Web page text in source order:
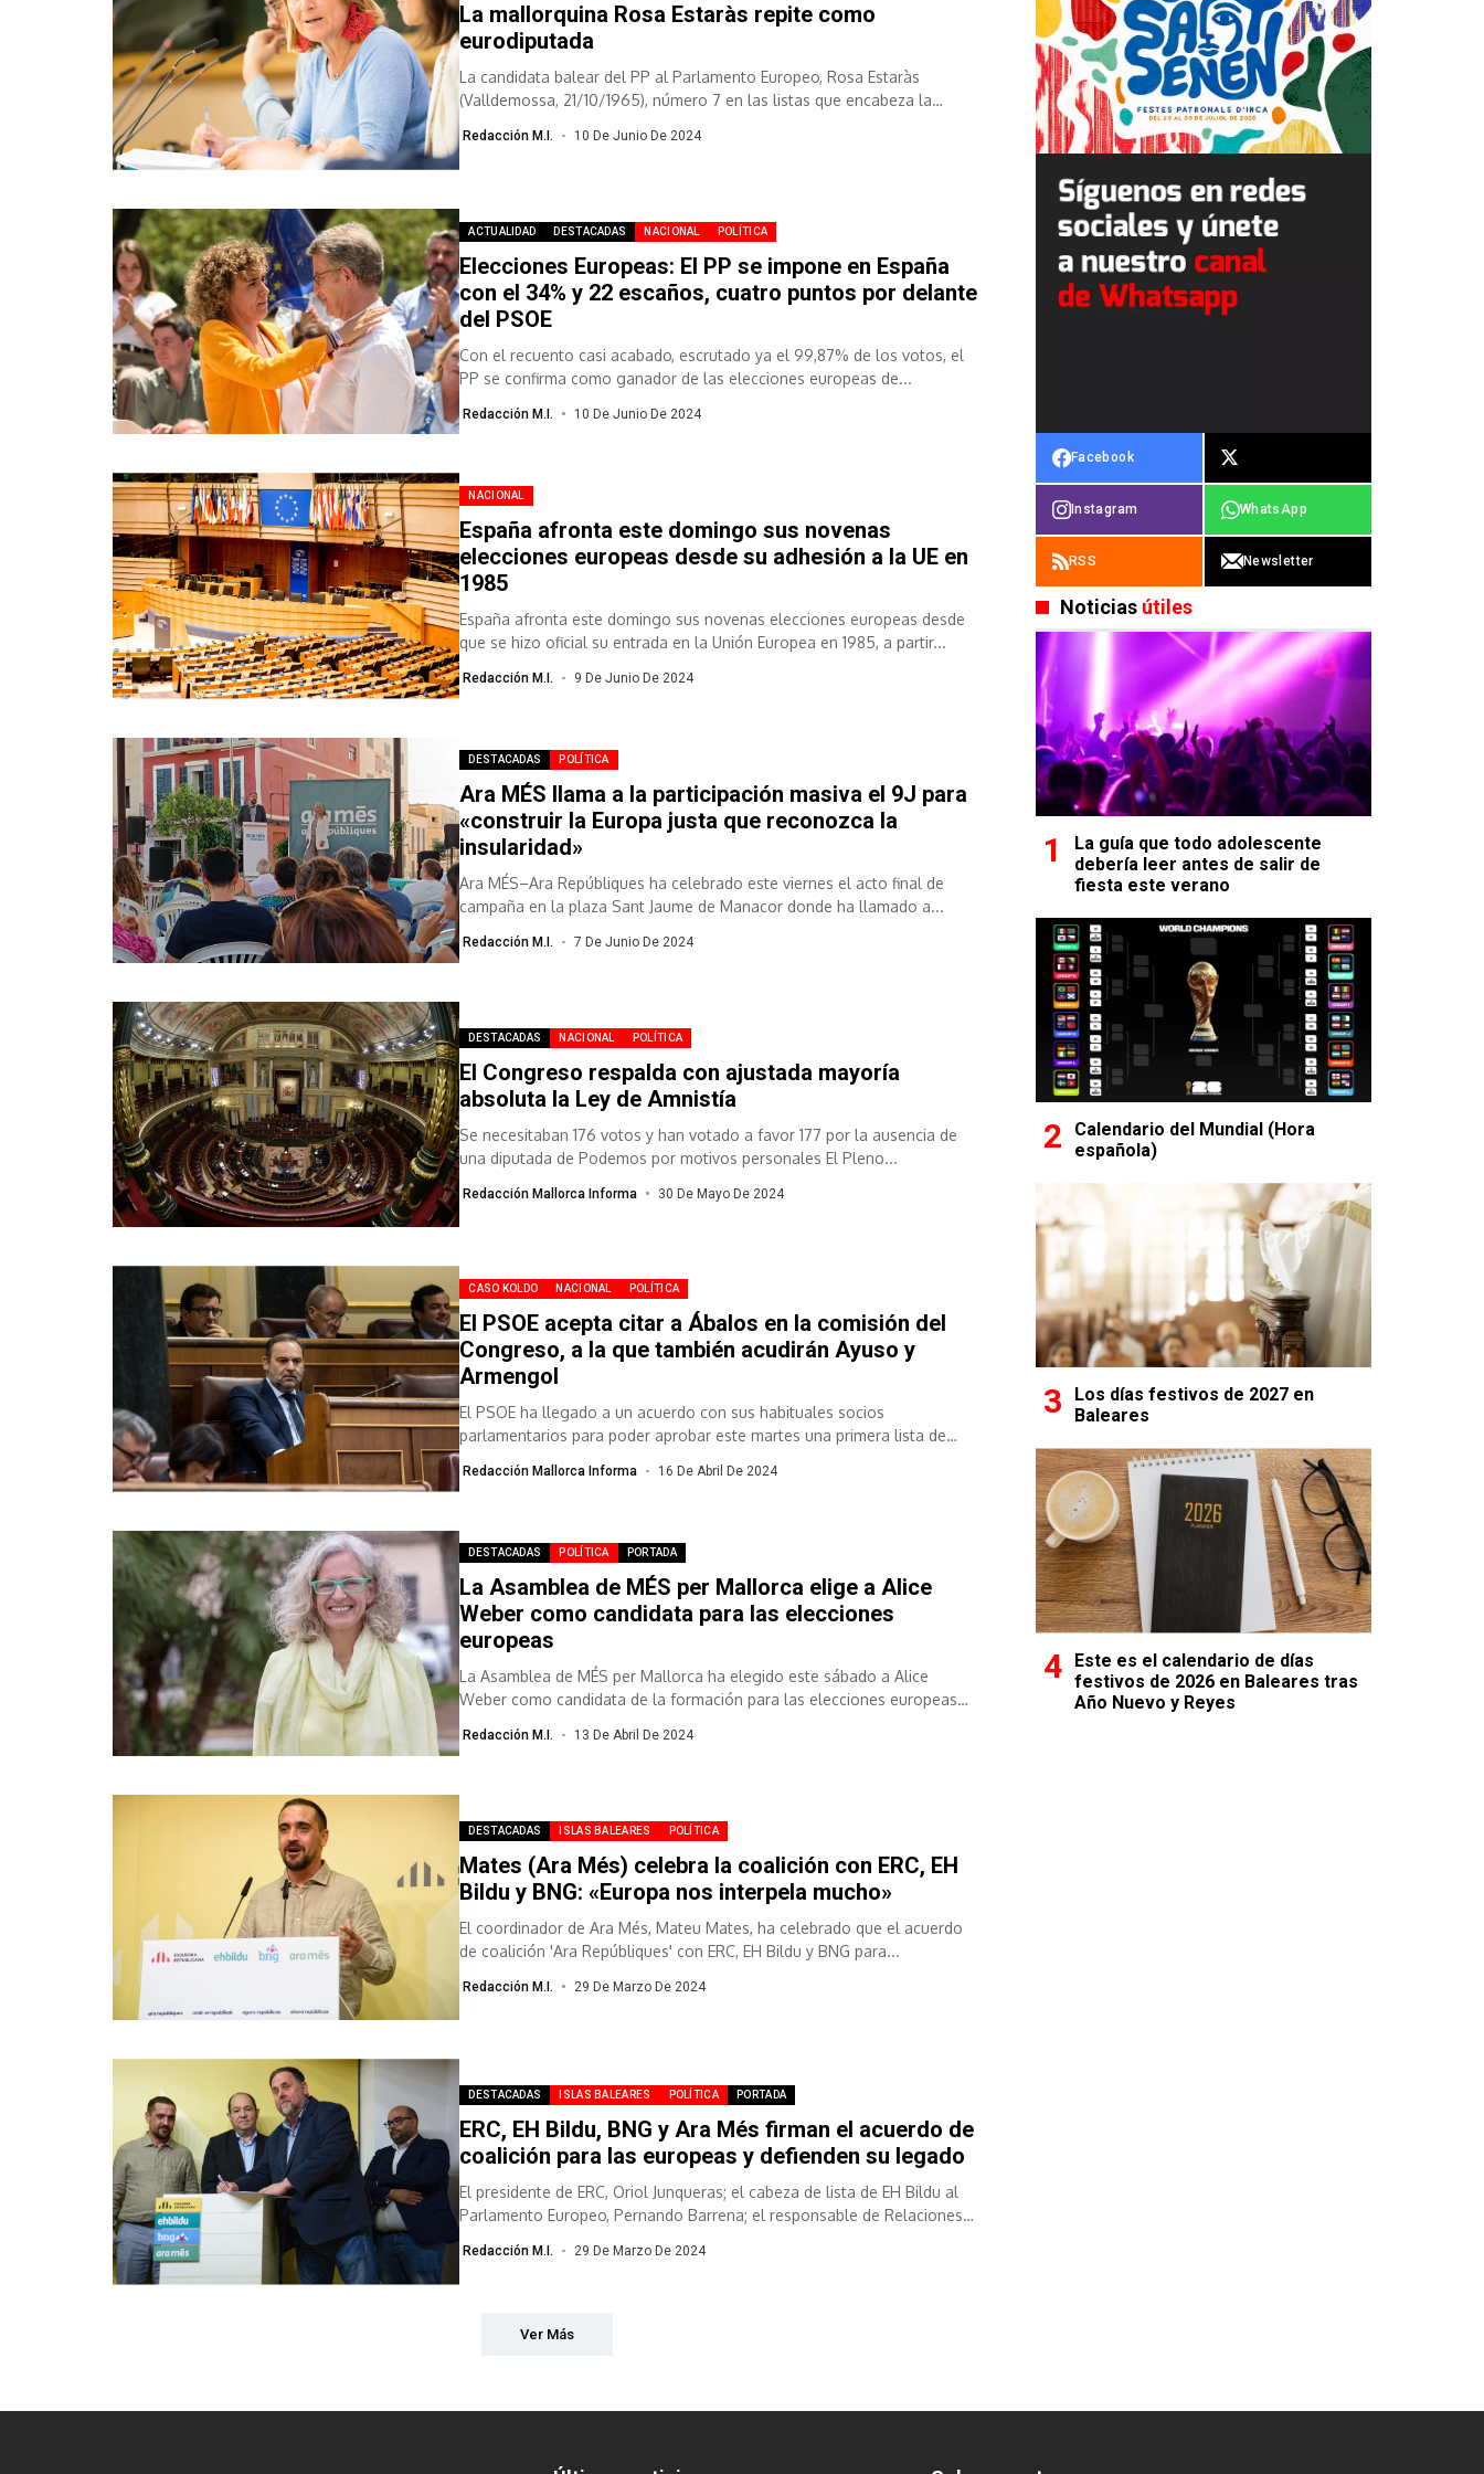
La mallorquina Rosa Estaràs repite como
eurodiputada
La candidata balear del PP al Parlamento Europeo, Rosa Estaràs
(Valldemossa, 21/10/1965), número 7 en las listas que encabeza la
Redacción M.I. 10 De Junio De 2024
ACTUALIDAD DESTACADAS NACIONAL POLÍTICA
Elecciones Europeas: El PP se impone en España
con el 34% y 22 escaños, cuatro puntos por delante
del PSOE
Con el recuento casi acabado, escrutado ya el 99,87% de los votos, el
PP se confirma como ganador de las elecciones europeas de...
Redacción M.I. 10 De Junio De 2024
NACIONAL
España afronta este domingo sus novenas
elecciones europeas desde su adhesión a la UE en
1985
España afronta este domingo sus novenas elecciones europeas desde
que se hizo oficial su entrada en la Unión Europea en 1985, a partir...
Redacción M.I. 9 De Junio De 2024
DESTACADAS POLÍTICA
Ara MÉS llama a la participación masiva el 9J para
«construir la Europa justa que reconozca la
insularidad»
Ara MÉS–Ara Repúbliques ha celebrado este viernes el acto final de
campaña en la plaza Sant Jaume de Manacor donde ha llamado a...
Redacción M.I. 7 De Junio De 2024
DESTACADAS NACIONAL POLÍTICA
El Congreso respalda con ajustada mayoría
absoluta la Ley de Amnistía
Se necesitaban 176 votos y han votado a favor 177 por la ausencia de
una diputada de Podemos por motivos personales El Pleno...
Redacción Mallorca Informa 30 De Mayo De 2024
CASO KOLDO NACIONAL POLÍTICA
El PSOE acepta citar a Ábalos en la comisión del
Congreso, a la que también acudirán Ayuso y
Armengol
El PSOE ha llegado a un acuerdo con sus habituales socios
parlamentarios para poder aprobar este martes una primera lista de
Redacción Mallorca Informa 16 De Abril De 2024
DESTACADAS POLÍTICA PORTADA
La Asamblea de MÉS per Mallorca elige a Alice
Weber como candidata para las elecciones
europeas
La Asamblea de MÉS per Mallorca ha elegido este sábado a Alice
Weber como candidata de la formación para las elecciones europeas
Redacción M.I. 13 De Abril De 2024
DESTACADAS ISLAS BALEARES POLÍTICA
Mates (Ara Més) celebra la coalición con ERC, EH
Bildu y BNG: «Europa nos interpela mucho»
El coordinador de Ara Més, Mateu Mates, ha celebrado que el acuerdo
de coalición 'Ara Repúbliques' con ERC, EH Bildu y BNG para...
Redacción M.I. 29 De Marzo De 2024
DESTACADAS ISLAS BALEARES POLÍTICA PORTADA
ERC, EH Bildu, BNG y Ara Més firman el acuerdo de
coalición para las europeas y defienden su legado
El presidente de ERC, Oriol Junqueras; el cabeza de lista de EH Bildu al
Parlamento Europeo, Pernando Barrena; el responsable de Relaciones
Redacción M.I. 29 De Marzo De 2024
Ver Más
Facebook
Instagram WhatsApp
RSS Newsletter
Noticias útiles
La guía que todo adolescente
debería leer antes de salir de
fiesta este verano
Calendario del Mundial (Hora
española)
Los días festivos de 2027 en
Baleares
Este es el calendario de días
festivos de 2026 en Baleares tras
Año Nuevo y Reyes